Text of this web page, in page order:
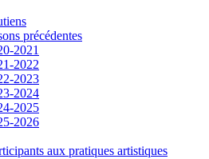
précédentes
2021
2022
2023
2024
2025
2026
aux pratiques artistiques